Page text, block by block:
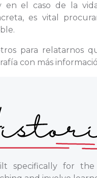
en el caso de la
es vital
para relatarnos
con más
specifically for the